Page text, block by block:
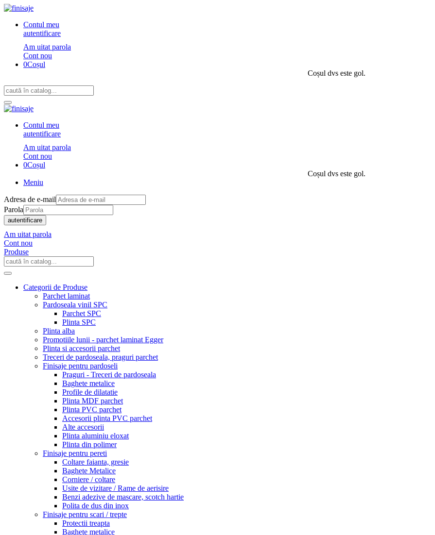
Contul meu
autentificare
Am uitat parola
Cont nou
0Coșul
Coșul dvs este gol.
Contul meu
autentificare
Am uitat parola
Cont nou
0Coșul
Coșul dvs este gol.
Meniu
Adresa de e-mail
Parola
autentificare
Am uitat parola
Cont nou
Produse
Categorii de Produse
Parchet laminat
Pardoseala vinil SPC
Parchet SPC
Plinta SPC
Plinta alba
Promotiile lunii - parchet laminat Egger
Plinta si accesorii parchet
Treceri de pardoseala, praguri parchet
Finisaje pentru pardoseli
Praguri - Treceri de pardoseala
Baghete metalice
Profile de dilatatie
Plinta MDF parchet
Plinta PVC parchet
Accesorii plinta PVC parchet
Alte accesorii
Plinta aluminiu eloxat
Plinta din polimer
Finisaje pentru pereti
Coltare faianta, gresie
Baghete Metalice
Corniere / coltare
Usite de vizitare / Rame de aerisire
Benzi adezive de mascare, scotch hartie
Polita de dus din inox
Finisaje pentru scari / trepte
Protectii treapta
Baghete metalice